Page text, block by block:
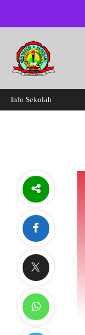
Info Sekolah